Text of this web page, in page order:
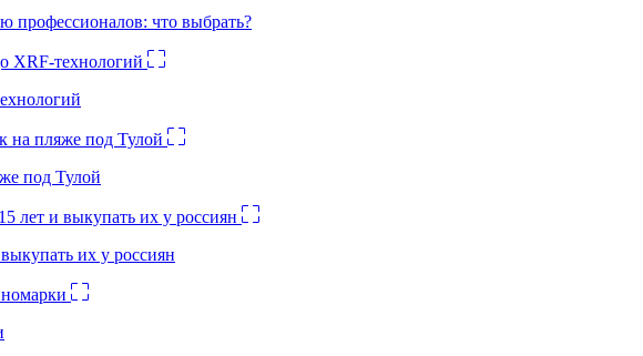
профессионалов: что выбрать?
под Тулой
их у россиян